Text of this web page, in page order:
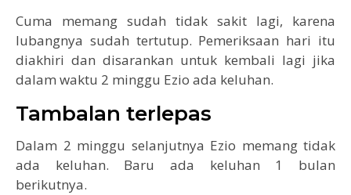
Cuma memang sudah tidak sakit lagi, karena
lubangnya sudah tertutup. Pemeriksaan hari itu
diakhiri dan disarankan untuk kembali lagi jika
dalam waktu 2 minggu Ezio ada keluhan.
Tambalan terlepas
Dalam 2 minggu selanjutnya Ezio memang tidak
ada keluhan. Baru ada keluhan 1 bulan
berikutnya.